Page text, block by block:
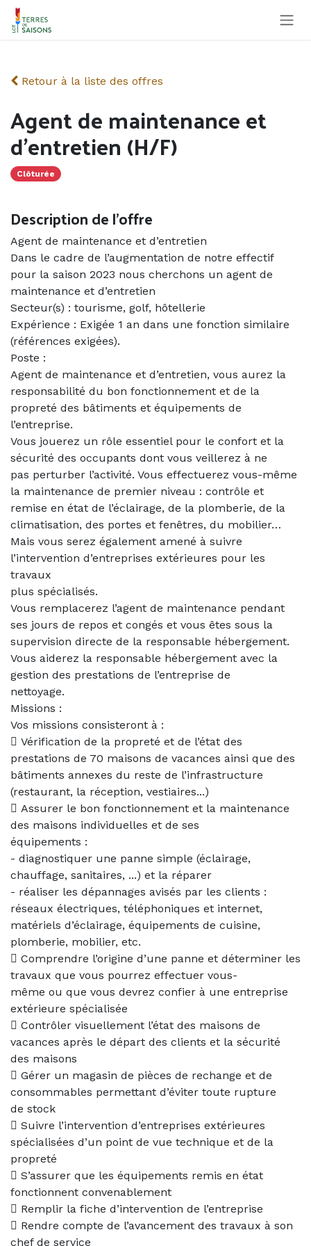
Se rendre au contenu
Retour à la liste des offres
Agent de maintenance et
d’entretien (H/F)
Clôturée
Description de l'offre
Agent de maintenance et d’entretien
Dans le cadre de l’augmentation de notre effectif
pour la saison 2023 nous cherchons un agent de
maintenance et d’entretien
Secteur(s) : tourisme, golf, hôtellerie
Expérience : Exigée 1 an dans une fonction similaire
(références exigées).
Poste :
Agent de maintenance et d’entretien, vous aurez la
responsabilité du bon fonctionnement et de la
propreté des bâtiments et équipements de
l’entreprise.
Vous jouerez un rôle essentiel pour le confort et la
sécurité des occupants dont vous veillerez à ne
pas perturber l’activité. Vous effectuerez vous-même
la maintenance de premier niveau : contrôle et
remise en état de l’éclairage, de la plomberie, de la
climatisation, des portes et fenêtres, du mobilier…
Mais vous serez également amené à suivre
l’intervention d’entreprises extérieures pour les
travaux
plus spécialisés.
Vous remplacerez l’agent de maintenance pendant
ses jours de repos et congés et vous êtes sous la
supervision directe de la responsable hébergement.
Vous aiderez la responsable hébergement avec la
gestion des prestations de l’entreprise de
nettoyage.
Missions :
Vos missions consisteront à :
 Vérification de la propreté et de l’état des
prestations de 70 maisons de vacances ainsi que des
bâtiments annexes du reste de l’infrastructure
(restaurant, la réception, vestiaires...)
 Assurer le bon fonctionnement et la maintenance
des maisons individuelles et de ses
équipements :
- diagnostiquer une panne simple (éclairage,
chauffage, sanitaires, ...) et la réparer
- réaliser les dépannages avisés par les clients :
réseaux électriques, téléphoniques et internet,
matériels d’éclairage, équipements de cuisine,
plomberie, mobilier, etc.
 Comprendre l’origine d’une panne et déterminer les
travaux que vous pourrez effectuer vous-
même ou que vous devrez confier à une entreprise
extérieure spécialisée
 Contrôler visuellement l’état des maisons de
vacances après le départ des clients et la sécurité
des maisons
 Gérer un magasin de pièces de rechange et de
consommables permettant d’éviter toute rupture
de stock
 Suivre l’intervention d’entreprises extérieures
spécialisées d’un point de vue technique et de la
propreté
 S’assurer que les équipements remis en état
fonctionnent convenablement
 Remplir la fiche d’intervention de l’entreprise
 Rendre compte de l’avancement des travaux à son
chef de service